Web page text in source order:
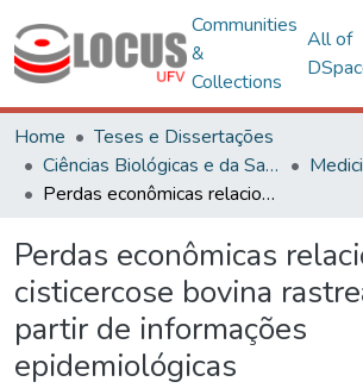
Communities
&
Collections
All of
Home
Teses e Dissertações
Ciências Biológicas e da Saúde
Perdas econômicas relacionadas à cisticercose bovina rastreada a partir de informações epidemiológicas
Perdas econômicas
cisticercose bovina
partir de informações
epidemiológicas